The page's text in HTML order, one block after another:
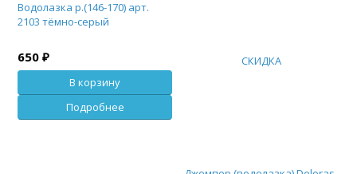
Водолазка р.(146-170) арт.
2103 тёмно-серый
650 ₽
В корзину
Подробнее
СКИДКА